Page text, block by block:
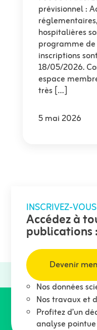
prévisionnel :
hospitalières
programme
inscriptions
18/05/2026.
espace
très […]
5 mai 2026
INSCRIVEZ-
Accédez à
publications :
Devenir
Nos données
Nos travaux et
Profitez d’un
analyse